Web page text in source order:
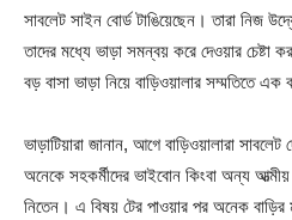
সাবলেট সাইন বোর্ড টাঙিয়েছেন। তারা নিজ
তাদের মধ্যে ভাড়া সমন্বয় করে দেওয়ার
বড় বাসা ভাড়া নিয়ে বাড়িওয়ালার সম্মতিতে
ভাড়াটিয়ারা জানান, আগে বাড়িওয়ালারা
অনেকে সহকর্মীদের ভাইবোন কিংবা অন্য আত্মীয়
নিতেন। এ বিষয় টের পাওয়ার পর অনেক বাড়ির